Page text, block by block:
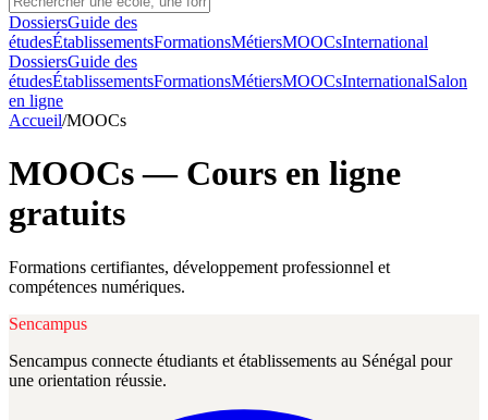
DossiersGuide des
étudesÉtablissementsFormationsMétiersMOOCsInternational
DossiersGuide des
étudesÉtablissementsFormationsMétiersMOOCsInternationalSalon
en ligne
Accueil/MOOCs
MOOCs — Cours en ligne
gratuits
Formations certifiantes, développement professionnel et
compétences numériques.
Sencampus
Sencampus connecte étudiants et établissements au Sénégal pour
une orientation réussie.